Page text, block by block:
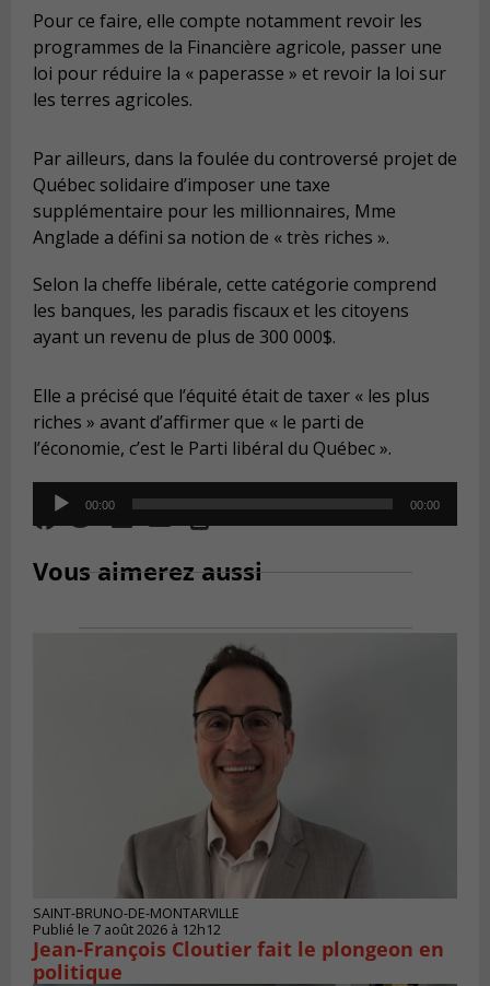
Pour ce faire, elle compte notamment revoir les
programmes de la Financière agricole, passer une
loi pour réduire la « paperasse » et revoir la loi sur
les terres agricoles.
Par ailleurs, dans la foulée du controversé projet de
Québec solidaire d’imposer une taxe
supplémentaire pour les millionnaires, Mme
Anglade a défini sa notion de « très riches ».
Selon la cheffe libérale, cette catégorie comprend
les banques, les paradis fiscaux et les citoyens
ayant un revenu de plus de 300 000$.
Elle a précisé que l’équité était de taxer « les plus
riches » avant d’affirmer que « le parti de
l’économie, c’est le Parti libéral du Québec ».
Audio
Player
00:00 00:00
Vous aimerez aussi
SAINT-BRUNO-DE-MONTARVILLE
Publié le 7 août 2026 à 12h12
Jean-François Cloutier fait le plongeon en
politique